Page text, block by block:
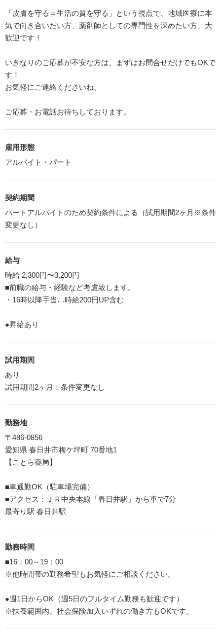
「皮膚を守る＝生活の質を守る」という視点で、地域医療に本
気で向き合いたい方、薬剤師としての専門性を深めたい方、大
歓迎です！
いきなりのご応募が不安な方は、まずはお問合せだけでもOKで
す！
お気軽にご連絡くださいね。
ご応募・お電話お待ちしております。
雇用形態
アルバイト・パート
契約期間
パートアルバイトのため契約条件による（試用期間2ヶ月※条件
変更なし）
給与
時給 2,300円〜3,200円
■前職の給与・経験など考慮致します。
・16時以降手当…時給200円UP含む
●昇給あり
試用期間
あり
試用期間2ヶ月：条件変更なし
勤務地
〒486-0856
愛知県 春日井市梅ケ坪町 70番地1
【ことら薬局】
■車通勤OK（駐車場完備）
■アクセス：ＪＲ中央本線「春日井駅」から車で7分
最寄り駅 春日井駅
勤務時間
■16：00～19：00
※他時間帯の勤務希望もお気軽にご相談ください。
●週1日からOK（週5日のフルタイム勤務も歓迎です）
※扶養範囲内、社会保険加入いずれの働き方もOKです。